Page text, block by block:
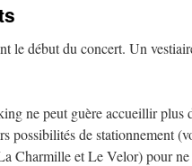
le début du concert. Un
ne peut guère accueillir plus
possibilités de stationnement
Charmille et Le Velor) pour